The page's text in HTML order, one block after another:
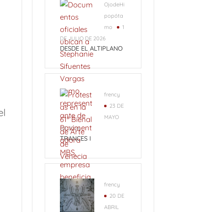
OjodeHi
popóta
mo
1
DE JULIO DE 2026
DESDE EL ALTIPLANO
frency
23 DE
MAYO
DE 2026
TRANCES I
frency
20 DE
ABRIL